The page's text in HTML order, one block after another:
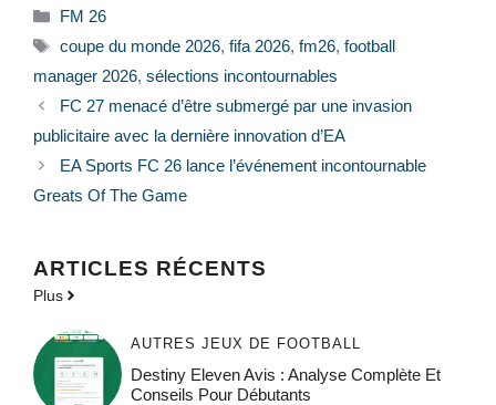
Catégories
FM 26
Étiquettes
coupe du monde 2026, fifa 2026, fm26, football
manager 2026, sélections incontournables
FC 27 menacé d’être submergé par une invasion
publicitaire avec la dernière innovation d’EA
EA Sports FC 26 lance l’événement incontournable
Greats Of The Game
ARTICLES RÉCENTS
Plus
AUTRES JEUX DE FOOTBALL
Destiny Eleven Avis : Analyse Complète Et
Conseils Pour Débutants